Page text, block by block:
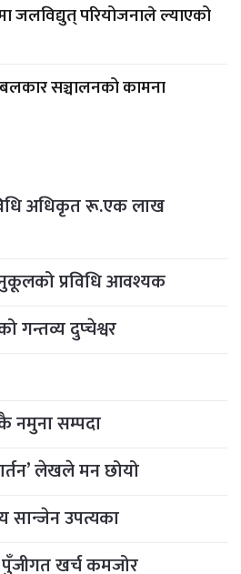
जलविद्युत् परियोजनाले ल्याएको
सञ्चालनको कामना
अधिकृत रू.एक लाख
प्रविधि आवश्यक
गन्तव्य दुप्चेश्वर
नमुना सम्पदा
लेखले मन छोयो
सान्जेन उपत्यका
खर्च कमजोर